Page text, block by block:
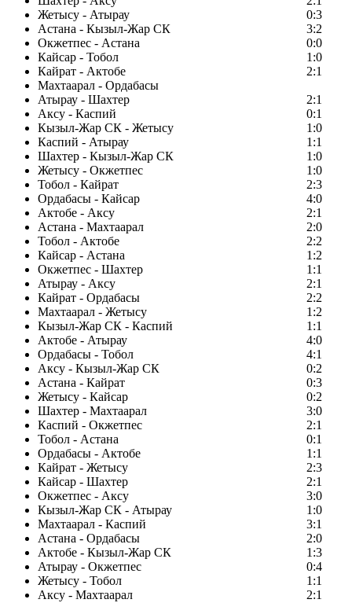
Жетысу - Атырау
0:3
Астана - Кызыл-Жар СК
3:2
Окжетпес - Астана
0:0
Кайсар - Тобол
1:0
Кайрат - Актобе
2:1
Махтаарал - Ордабасы
Атырау - Шахтер
2:1
Аксу - Каспий
0:1
Кызыл-Жар СК - Жетысу
1:0
Каспий - Атырау
1:1
Шахтер - Кызыл-Жар СК
1:0
Жетысу - Окжетпес
1:0
Тобол - Кайрат
2:3
Ордабасы - Кайсар
4:0
Актобе - Аксу
2:1
Астана - Махтаарал
2:0
Тобол - Актобе
2:2
Кайсар - Астана
1:2
Окжетпес - Шахтер
1:1
Атырау - Аксу
2:1
Кайрат - Ордабасы
2:2
Махтаарал - Жетысу
1:2
Кызыл-Жар СК - Каспий
1:1
Актобе - Атырау
4:0
Ордабасы - Тобол
4:1
Аксу - Кызыл-Жар СК
0:2
Астана - Кайрат
0:3
Жетысу - Кайсар
0:2
Шахтер - Махтаарал
3:0
Каспий - Окжетпес
2:1
Тобол - Астана
0:1
Ордабасы - Актобе
1:1
Кайрат - Жетысу
2:3
Кайсар - Шахтер
2:1
Окжетпес - Аксу
3:0
Кызыл-Жар СК - Атырау
1:0
Махтаарал - Каспий
3:1
Астана - Ордабасы
2:0
Актобе - Кызыл-Жар СК
1:3
Атырау - Окжетпес
0:4
Жетысу - Тобол
1:1
Аксу - Махтаарал
2:1